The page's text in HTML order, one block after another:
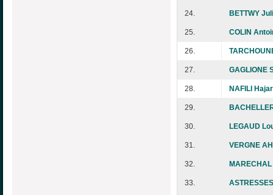
24. BETTWY
25. COLIN
26.
27. GAGLIONE
28. NAFILI Hajar
29.
30. LEGAUD
31. VERGNE
32.
33.